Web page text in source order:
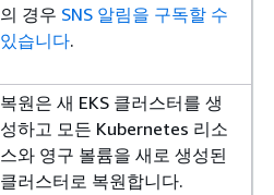
의 경우 SNS 알림을 구독할 수
있습니다.
복원은 새 EKS 클러스터를 생
성하고 모든 Kubernetes 리소
스와 영구 볼륨을 새로 생성된
클러스터로 복원합니다.